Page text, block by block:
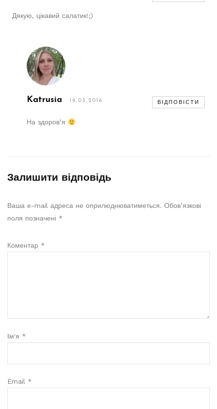
Дякую, цікавий салатик!;)
Katrusia 19.03.2016 ВІДПОВІСТИ
На здоров’я
Залишити відповідь
Ваша e-mail адреса не оприлюднюватиметься. Обов’язкові
поля позначені *
Коментар *
Ім'я *
Email *